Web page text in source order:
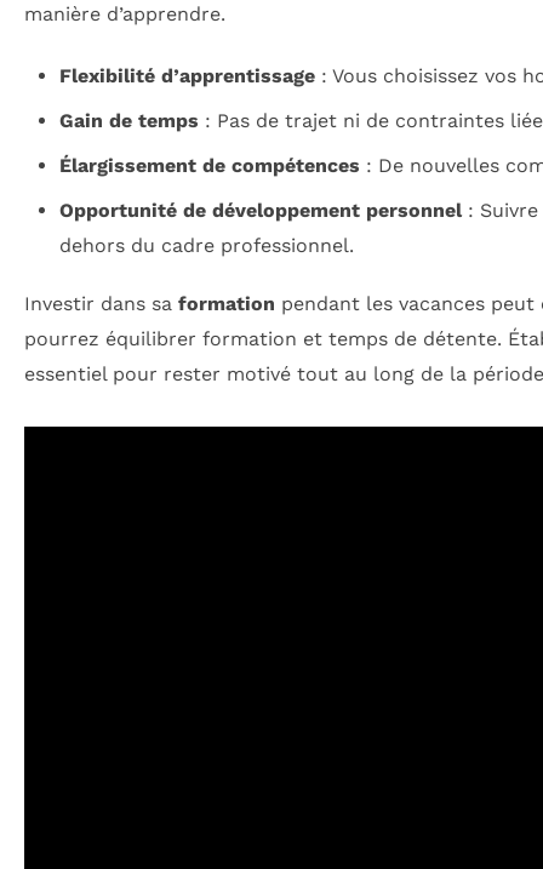
manière d’apprendre.
Flexibilité d’apprentissage: Vous choisissez vos
Gain de temps : Pas de trajet ni de contraintes
Élargissement de compétences : De nouvelles
Opportunité de développement personnel: Suivre
dehors du cadre professionnel.
Investir dans sa formation pendant les vacances
pourrez équilibrer formation et temps de détente.
essentiel pour rester motivé tout au long de la